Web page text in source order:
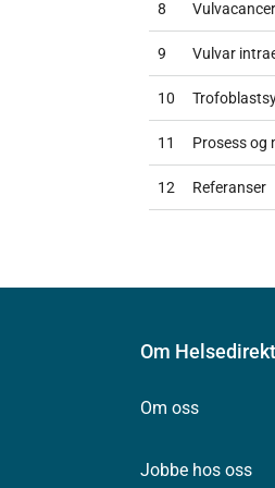
8 Vulvacancer
9 Vulvar
10
11 Prosess og
12 Referanser
Om
Om oss
Jobbe hos oss